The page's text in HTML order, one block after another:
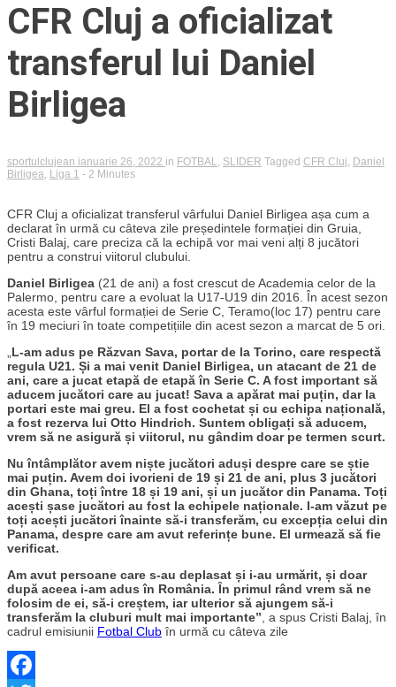
CFR Cluj a oficializat
transferul lui Daniel
Birligea
sportulclujean ianuarie 26, 2022 in FOTBAL SLIDER Tagged CFR Cluj Daniel
Birligea Liga 1 - 2 Minutes
CFR Cluj a oficializat transferul vârfului Daniel Birligea așa cum a
declarat în urmă cu câteva zile președintele formației din Gruia,
Cristi Balaj, care preciza că la echipă vor mai veni alți 8 jucători
pentru a construi viitorul clubului.
Daniel Birligea (21 de ani) a fost crescut de Academia celor de la
Palermo, pentru care a evoluat la U17-U19 din 2016. În acest sezon
acesta este vârful formației de Serie C, Teramo(loc 17) pentru care
în 19 meciuri în toate competițiile din acest sezon a marcat de 5 ori.
L-am adus pe Răzvan Sava, portar de la Torino, care respectă
regula U21. Și a mai venit Daniel Birligea, un atacant de 21 de
ani, care a jucat etapă de etapă în Serie C. A fost important să
aducem jucători care au jucat! Sava a apărat mai puțin, dar la
portari este mai greu. El a fost cochetat și cu echipa națională,
a fost rezerva lui Otto Hindrich. Suntem obligați să aducem,
vrem să ne asigură și viitorul, nu gândim doar pe termen scurt.
Nu întâmplător avem niște jucători aduși despre care se știe
mai puțin. Avem doi ivorieni de 19 și 21 de ani, plus 3 jucători
din Ghana, toți între 18 și 19 ani, și un jucător din Panama. Toți
acești șase jucători au fost la echipele naționale. I-am văzut pe
toți acești jucători înainte să-i transferăm, cu excepția celui din
Panama, despre care am avut referințe bune. El urmează să fie
verificat.
Am avut persoane care s-au deplasat și i-au urmărit, și doar
după aceea i-am adus în România. În primul rând vrem să ne
folosim de ei, să-i creștem, iar ulterior să ajungem să-i
transferăm la cluburi mult mai importante” , a spus Cristi Balaj, în
cadrul emisiunii Fotbal Club în urmă cu câteva zile